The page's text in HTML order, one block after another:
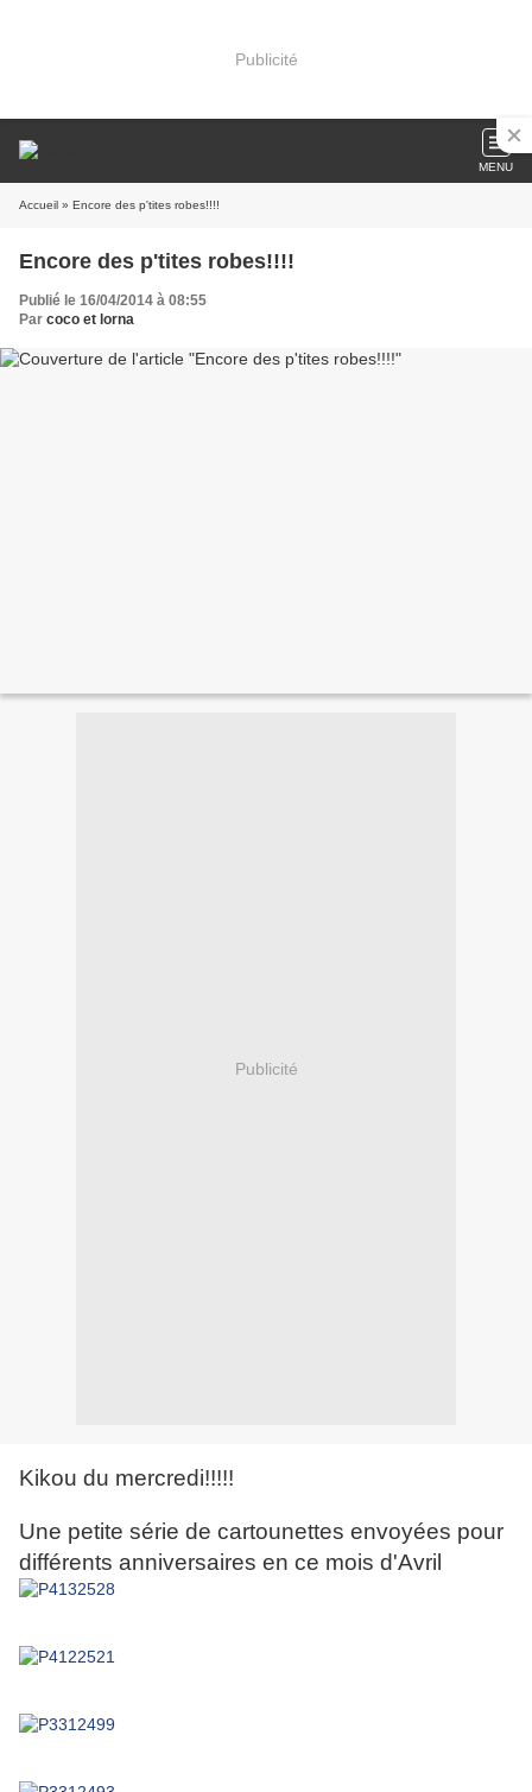
Publicité
MENU
Accueil » Encore des p'tites robes!!!!
Encore des p'tites robes!!!!
Publié le 16/04/2014 à 08:55
Par coco et lorna
Publicité
Kikou du mercredi!!!!!
Une petite série de cartounettes envoyées pour
différents anniversaires en ce mois d'Avril